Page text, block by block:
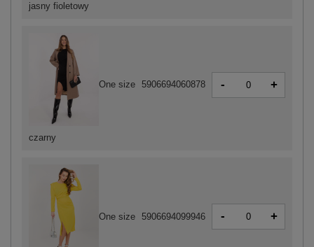
czarny
One size 5906694060878 - +
One size 5906694099946 - +
jasny fioletowy